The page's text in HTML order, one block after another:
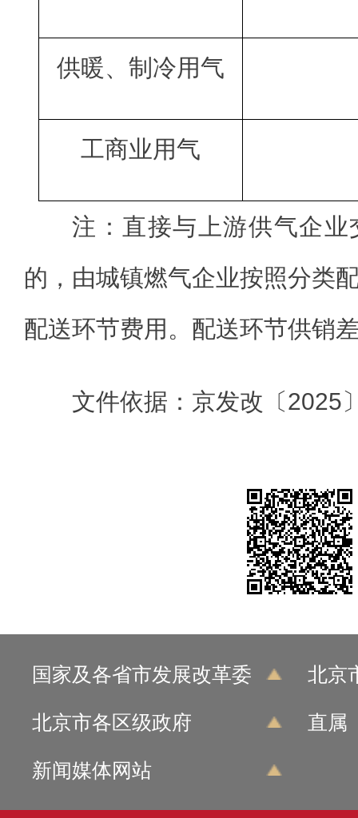
供暖、制冷用气
工商业用气
注：直接与上游供气企
的，由城镇燃气企业按照分类
配送环节费用。配送环节供销
文件依据：京发改〔2025
国家及各省市发展改革委 北京
北京市各区级政府 直属
新闻媒体网站